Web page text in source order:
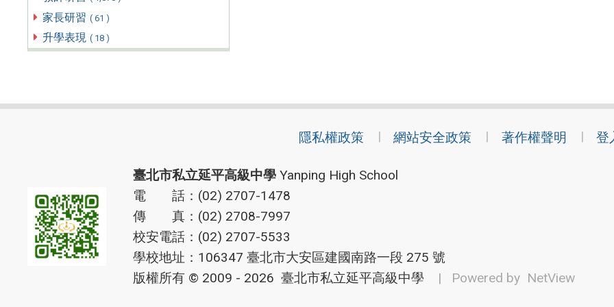
家長研習 ( 61 )
升學表現 ( 18 )
隱私權政策 網站安全政策 著作權聲明 登
臺北市私立延平高級中學Yanping High School
電 話：(02) 2707-1478
傳 真：(02) 2708-7997
校安電話：(02) 2707-5533
學校地址：106347 臺北市大安區建國南路一段 275 號
版權所有 © 2009 - 2026 臺北市私立延平高級中學 | Powered by NetView